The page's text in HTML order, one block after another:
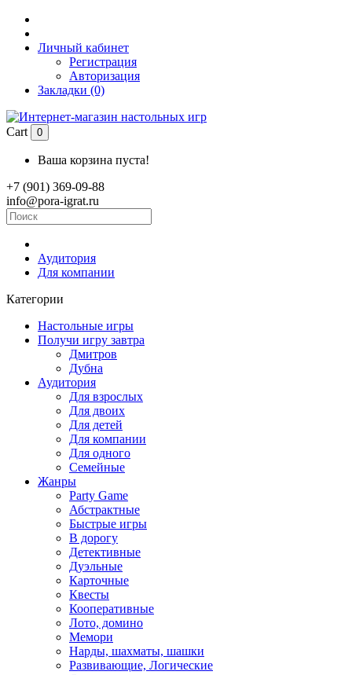
Личный кабинет
Регистрация
Авторизация
Закладки (0)
Cart 0
Ваша корзина пуста!
+7 (901) 369-09-88
info@pora-igrat.ru
Аудитория
Для компании
Категории
Настольные игры
Получи игру завтра
Дмитров
Дубна
Аудитория
Для взрослых
Для двоих
Для детей
Для компании
Для одного
Семейные
Жанры
Party Game
Абстрактные
Быстрые игры
В дорогу
Детективные
Дуэльные
Карточные
Квесты
Кооперативные
Лото, домино
Мемори
Нарды, шахматы, шашки
Развивающие, Логические